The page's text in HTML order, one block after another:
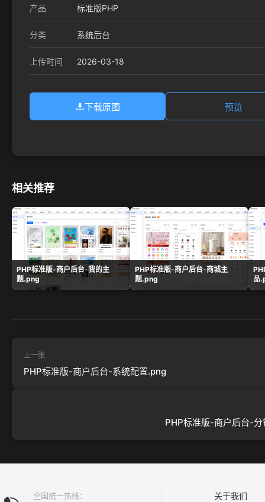
产品 标准版PHP
分类 系统后台
上传时间 2026-03-18
下载原图 预览
相关推荐
PHP标准版-商户后台-我的主
题.png
PHP标准版-商户后台-商城主
题.png
品
上一张
PHP标准版-商户后台-系统配置.png
PHP标准版-商户后台-
全国统一热线： 关于我们